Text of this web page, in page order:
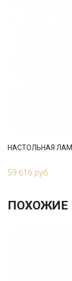
НАСТОЛЬНАЯ
59 616 руб.
ПОХОЖИЕ